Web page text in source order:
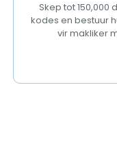
Skep tot 150,000
kodes en bestuur
vir makliker